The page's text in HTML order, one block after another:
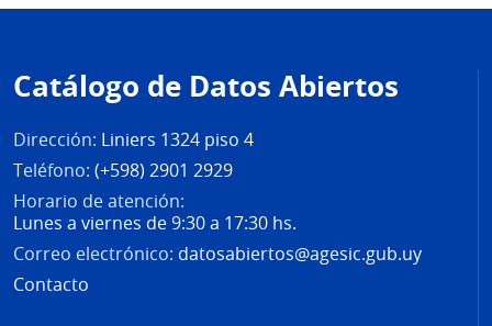
de
página
Catálogo de Datos Abiertos
Dirección: Liniers 1324 piso 4
Teléfono: (+598) 2901 2929
Horario de atención:
Lunes a viernes de 9:30 a 17:30 hs.
Correo electrónico: datosabiertos@agesic.gub.uy
Contacto